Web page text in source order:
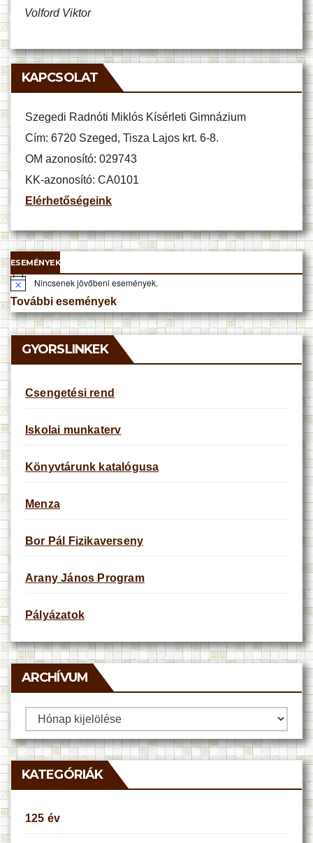
Volford Viktor
KAPCSOLAT
Szegedi Radnóti Miklós Kísérleti Gimnázium
Cím: 6720 Szeged, Tisza Lajos krt. 6-8.
OM azonosító: 029743
KK-azonosító: CA0101
Elérhetőségeink
ESEMÉNYEK
N
o
t
i
c
e
Nincsenek jövőbeni események.
További események
GYORSLINKEK
Csengetési rend
Iskolai munkaterv
Könyvtárunk katalógusa
Menza
Bor Pál Fizikaverseny
Arany János Program
Pályázatok
ARCHÍVUM
Archívum
KATEGÓRIÁK
125 év